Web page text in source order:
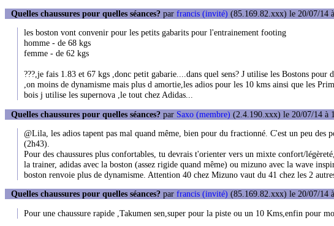
Quelles chaussures pour quelles séances? par francis (invité) (85.169.82.xxx) le 20/07/14
les boston vont convenir pour les petits gabarits pour l'entrainement footing
homme - de 68 kgs
femme - de 62 kgs
???,je fais 1.83 et 67 kgs ,donc petit gabarie....dans quel sens? J utilise les Bostons pour
,on moins de dynamisme mais plus d amortie,les adios pour les 10 kms ainsi que les
bois j utilise les supernova ,le tout chez Adidas...
Quelles chaussures pour quelles séances? par Saxo (membre) (2.4.190.xxx) le 20/07/14 à
@Lila, les adios tapent pas mal quand même, bien pour du fractionné. C'est un peu des
(2h43).
Pour des chaussures plus confortables, tu devrais t'orienter vers un mixte confort/
la trainer, adidas avec la boston (assez rigide quand même) ou mizuno avec la wave
boston renvoie plus de dynamisme. Attention 40 chez Mizuno vaut du 41 chez les 2
Quelles chaussures pour quelles séances? par francis (invité) (85.169.82.xxx) le 20/07/14
Pour une chaussure rapide ,Takumen sen,super pour la piste ou un 10 Kms,enfin pour